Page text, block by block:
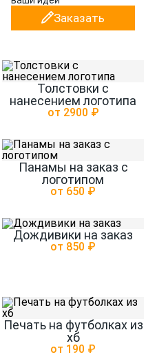
Заказать
Толстовки с
нанесением логотипа
от 2900 ₽
Панамы на заказ с
логотипом
от 650 ₽
Дождивики на заказ
от 850 ₽
Печать на футболках из
хб
от 190 ₽